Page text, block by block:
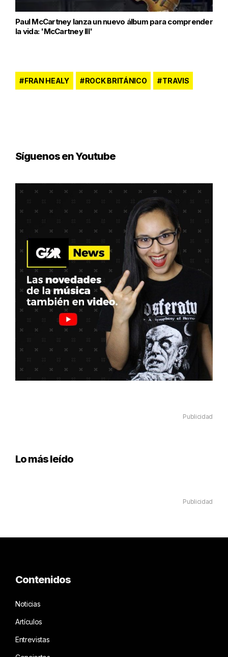
Paul McCartney lanza un nuevo álbum para comprender
la vida: 'McCartney III'
FRAN HEALY ROCK BRITÁNICO TRAVIS
Síguenos en Youtube
Publicidad
Lo más leído
Publicidad
Contenidos
Noticias
Artículos
Entrevistas